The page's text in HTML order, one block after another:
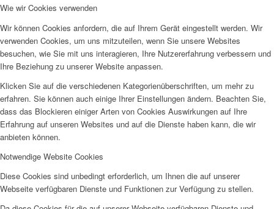
Wie wir Cookies verwenden
Wir können Cookies anfordern, die auf Ihrem Gerät eingestellt werden. Wir
verwenden Cookies, um uns mitzuteilen, wenn Sie unsere Websites
besuchen, wie Sie mit uns interagieren, Ihre Nutzererfahrung verbessern und
Ihre Beziehung zu unserer Website anpassen.
Klicken Sie auf die verschiedenen Kategorienüberschriften, um mehr zu
erfahren. Sie können auch einige Ihrer Einstellungen ändern. Beachten Sie,
dass das Blockieren einiger Arten von Cookies Auswirkungen auf Ihre
Erfahrung auf unseren Websites und auf die Dienste haben kann, die wir
anbieten können.
Notwendige Website Cookies
Diese Cookies sind unbedingt erforderlich, um Ihnen die auf unserer
Webseite verfügbaren Dienste und Funktionen zur Verfügung zu stellen.